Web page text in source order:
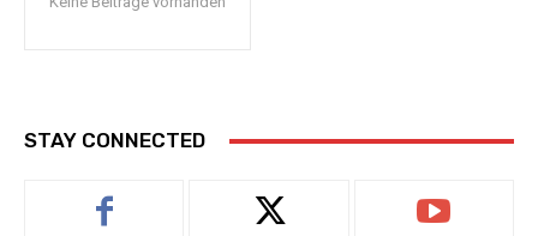
STAY CONNECTED